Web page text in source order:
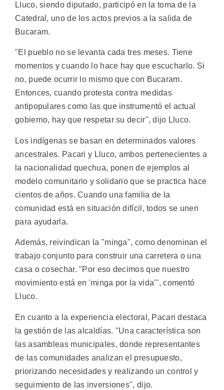
Lluco, siendo diputado, participó en la toma de la
Catedral, uno de los actos previos a la salida de
Bucaram.
"El pueblo no se levanta cada tres meses. Tiene
momentos y cuando lo hace hay que escucharlo. Si
no, puede ocurrir lo mismo que con Bucaram.
Entonces, cuando protesta contra medidas
antipopulares como las que instrumentó el actual
gobierno, hay que respetar su decir", dijo Lluco.
Los indígenas se basan en determinados valores
ancestrales. Pacari y Lluco, ambos pertenecientes a
la nacionalidad quechua, ponen de ejemplos al
modelo comunitario y solidario que se practica hace
cientos de años. Cuando una familia de la
comunidad está en situación difícil, todos se unen
para ayudarla.
Además, reivindican la "minga", como denominan el
trabajo conjunto para construir una carretera o una
casa o cosechar. "Por eso decimos que nuestro
movimiento está en 'minga por la vida"', comentó
Lluco.
En cuanto a la experiencia electoral, Pacari destaca
la gestión de las alcaldías. "Una característica son
las asambleas municipales, donde representantes
de las comunidades analizan el presupuesto,
priorizando necesidades y realizando un control y
seguimiento de las inversiones", dijo.